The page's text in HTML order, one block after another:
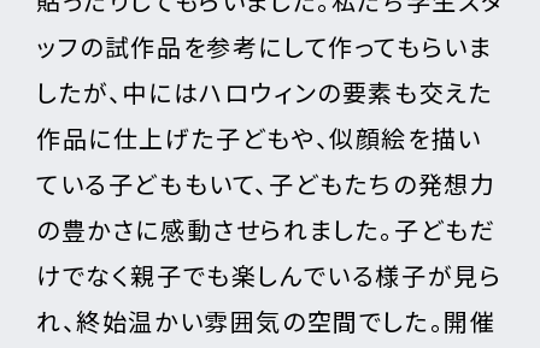
ッフの試作品を参考にして作ってもらいま
したが、中にはハロウィンの要素も交えた
作品に仕上げた子どもや、似顔絵を描い
ている子どももいて、子どもたちの発想力
の豊かさに感動させられました。子どもだ
けでなく親子でも楽しんでいる様子が見ら
れ、終始温かい雰囲気の空間でした。開催